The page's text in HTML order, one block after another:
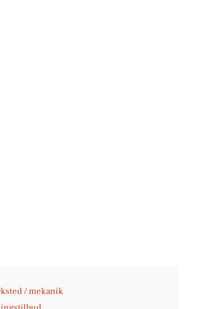
/ mekanik